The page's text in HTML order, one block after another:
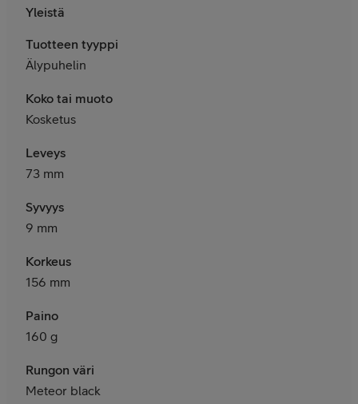
Yleistä
Tuotteen tyyppi
Älypuhelin
Koko tai muoto
Kosketus
Leveys
73 mm
Syvyys
9 mm
Korkeus
156 mm
Paino
160 g
Rungon väri
Meteor black